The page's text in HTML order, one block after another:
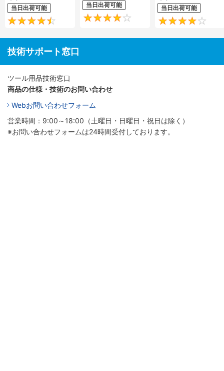
当日出荷可能
4.5
当日出荷可能
4.1
当日出荷可能
技術サポート窓口
ツール用品技術窓口
商品の仕様・技術のお問い合わせ
Webお問い合わせフォーム
営業時間：9:00～18:00（土曜日・日曜日・祝日は除く）
※お問い合わせフォームは24時間受付しております。